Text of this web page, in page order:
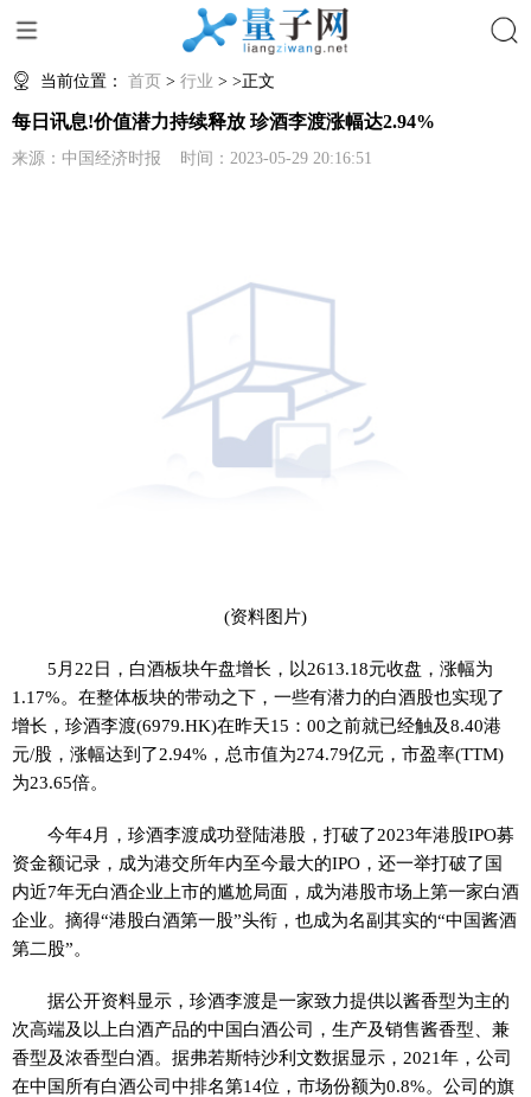
当前位置： 首页 > 行业 > >正文
每日讯息!价值潜力持续释放 珍酒李渡涨幅达2.94%
来源：中国经济时报 时间：2023-05-29 20:16:51
(资料图片)
5月22日，白酒板块午盘增长，以2613.18元收盘，涨幅为
1.17%。在整体板块的带动之下，一些有潜力的白酒股也实现了
增长，珍酒李渡(6979.HK)在昨天15：00之前就已经触及8.40港
元/股，涨幅达到了2.94%，总市值为274.79亿元，市盈率(TTM)
为23.65倍。
今年4月，珍酒李渡成功登陆港股，打破了2023年港股IPO募
资金额记录，成为港交所年内至今最大的IPO，还一举打破了国
内近7年无白酒企业上市的尴尬局面，成为港股市场上第一家白酒
企业。摘得“港股白酒第一股”头衔，也成为名副其实的“中国酱酒
第二股”。
据公开资料显示，珍酒李渡是一家致力提供以酱香型为主的
次高端及以上白酒产品的中国白酒公司，生产及销售酱香型、兼
香型及浓香型白酒。据弗若斯特沙利文数据显示，2021年，公司
在中国所有白酒公司中排名第14位，市场份额为0.8%。公司的旗